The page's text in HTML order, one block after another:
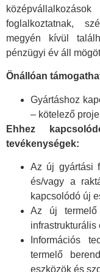
foglalkoztatnak,
megyén kívül
pénzügyi év áll
Önállóan
Gyártáshoz
– kötelező
Ehhez
tevékenységek:
Az új gyártási
és/vagy a
kapcsolódó új
Az új termelő
infrastrukturális
Információs
termelő
eszközök és